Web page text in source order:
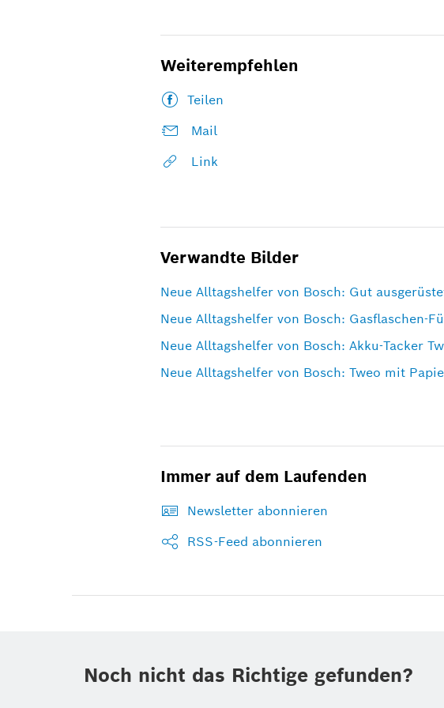
Weiterempfehlen
Teilen
Mail
Link
Verwandte Bilder
Neue Alltagshelfer von Bosch: Gut
Neue Alltagshelfer von Bosch: Gasflaschen-
Neue Alltagshelfer von Bosch: Akku-Tacker
Neue Alltagshelfer von Bosch: Tweo mit
Immer auf dem Laufenden
Newsletter abonnieren
RSS-Feed abonnieren
Noch nicht das Richtige gefunden?